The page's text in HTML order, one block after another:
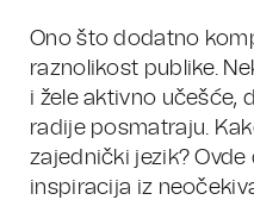
Ono što dodatno
raznolikost publike.
i žele aktivno učešće,
radije posmatraju.
zajednički jezik?
inspiracija iz